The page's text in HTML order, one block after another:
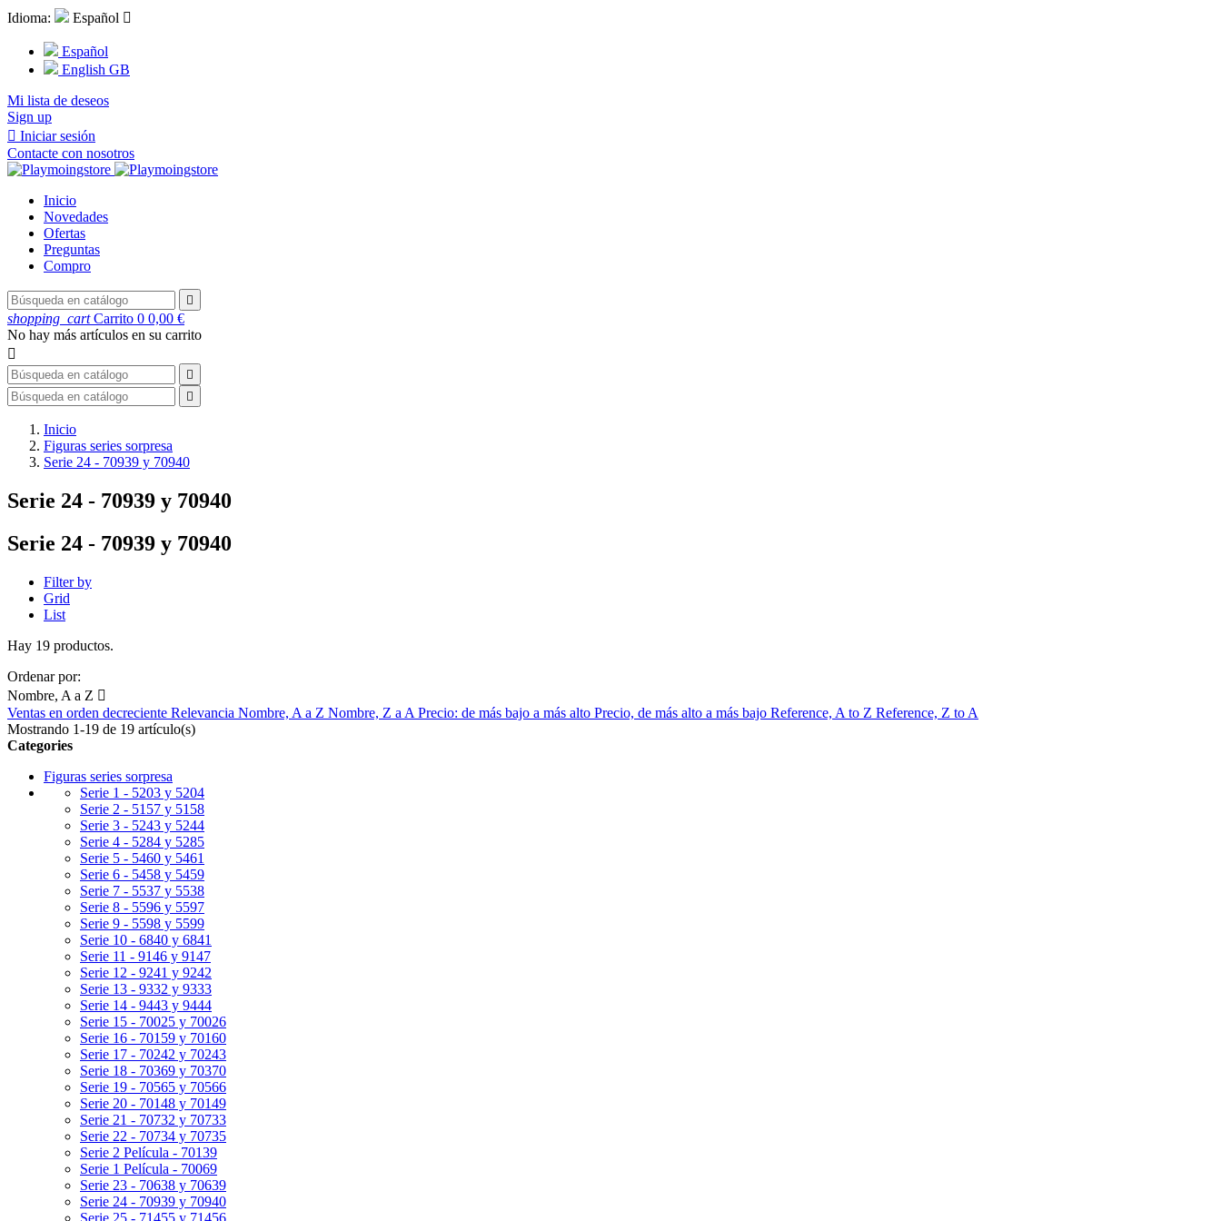
Idioma: Español 
Español
English GB
Mi lista de deseos
Sign up
 Iniciar sesión
Contacte con nosotros
Inicio
Novedades
Ofertas
Preguntas
Compro

shopping_cart Carrito 0 0,00 €
No hay más artículos en su carrito



Inicio
Figuras series sorpresa
Serie 24 - 70939 y 70940
Serie 24 - 70939 y 70940
Serie 24 - 70939 y 70940
Filter by
Grid
List
Hay 19 productos.
Ordenar por:
Nombre, A a Z 
Ventas en orden decreciente Relevancia Nombre, A a Z Nombre, Z a A Precio: de más bajo a más alto Precio, de más alto a más bajo Reference, A to Z Reference, Z to A
Mostrando 1-19 de 19 artículo(s)
Categories
Figuras series sorpresa
Serie 1 - 5203 y 5204
Serie 2 - 5157 y 5158
Serie 3 - 5243 y 5244
Serie 4 - 5284 y 5285
Serie 5 - 5460 y 5461
Serie 6 - 5458 y 5459
Serie 7 - 5537 y 5538
Serie 8 - 5596 y 5597
Serie 9 - 5598 y 5599
Serie 10 - 6840 y 6841
Serie 11 - 9146 y 9147
Serie 12 - 9241 y 9242
Serie 13 - 9332 y 9333
Serie 14 - 9443 y 9444
Serie 15 - 70025 y 70026
Serie 16 - 70159 y 70160
Serie 17 - 70242 y 70243
Serie 18 - 70369 y 70370
Serie 19 - 70565 y 70566
Serie 20 - 70148 y 70149
Serie 21 - 70732 y 70733
Serie 22 - 70734 y 70735
Serie 2 Película - 70139
Serie 1 Película - 70069
Serie 23 - 70638 y 70639
Serie 24 - 70939 y 70940
Serie 25 - 71455 y 71456